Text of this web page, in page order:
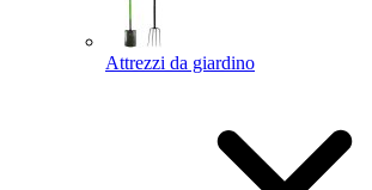
Attrezzi da giardino